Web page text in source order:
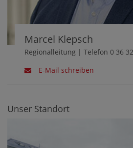
Marcel Klepsch
Regionalleitung | Telefon 0 36
E-Mail schreiben
Unser Standort